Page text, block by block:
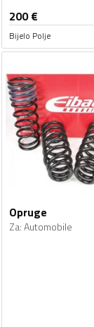
200€
Bijelo Polje
Opruge
Za:Automobile